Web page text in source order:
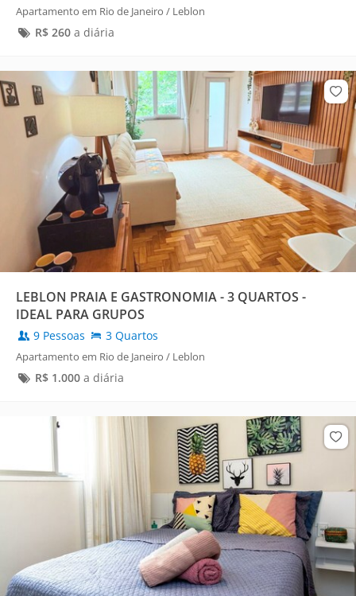
Apartamento em Rio de Janeiro / Leblon
R$ 260a diária
LEBLON PRAIA E GASTRONOMIA - 3 QUARTOS -
IDEAL PARA GRUPOS
9 Pessoas 3 Quartos
Apartamento em Rio de Janeiro / Leblon
R$ 1.000a diária